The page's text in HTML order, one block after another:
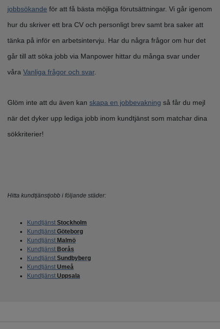
jobbsökande för att få bästa möjliga förutsättningar. Vi går igenom
hur du skriver ett bra CV och personligt brev samt bra saker att
tänka på inför en arbetsintervju. Har du några frågor om hur det
går till att söka jobb via Manpower hittar du många svar under
våra Vanliga frågor och svar.
Glöm inte att du även kan skapa en jobbevakning så får du mejl
när det dyker upp lediga jobb inom kundtjänst som matchar dina
sökkriterier!
Hitta kundtjänstjobb i följande städer:
Kundtjänst Stockholm
Kundtjänst Göteborg
Kundtjänst Malmö
Kundtjänst Borås
Kundtjänst Sundbyberg
Kundtjänst Umeå
Kundtjänst Uppsala